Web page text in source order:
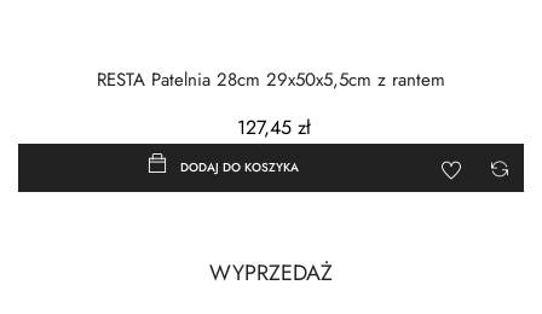
RESTA Patelnia 28cm 29x50x5,5cm z rantem
127,45 zł
DODAJ DO KOSZYKA
WYPRZEDAŻ